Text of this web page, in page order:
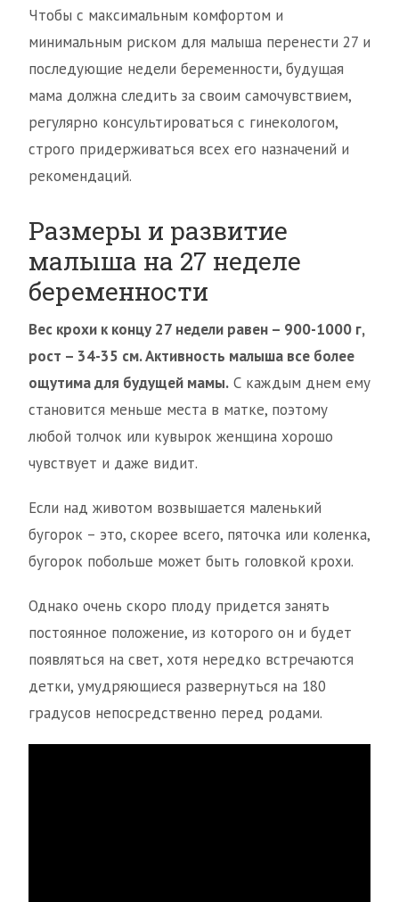
Чтобы с максимальным комфортом и
минимальным риском для малыша перенести 27 и
последующие недели беременности, будущая
мама должна следить за своим самочувствием,
регулярно консультироваться с гинекологом,
строго придерживаться всех его назначений и
рекомендаций.
Размеры и развитие
малыша на 27 неделе
беременности
Вес крохи к концу 27 недели равен – 900-1000 г,
рост – 34-35 см. Активность малыша все более
ощутима для будущей мамы. С каждым днем ему
становится меньше места в матке, поэтому
любой толчок или кувырок женщина хорошо
чувствует и даже видит.
Если над животом возвышается маленький
бугорок – это, скорее всего, пяточка или коленка,
бугорок побольше может быть головкой крохи.
Однако очень скоро плоду придется занять
постоянное положение, из которого он и будет
появляться на свет, хотя нередко встречаются
детки, умудряющиеся развернуться на 180
градусов непосредственно перед родами.